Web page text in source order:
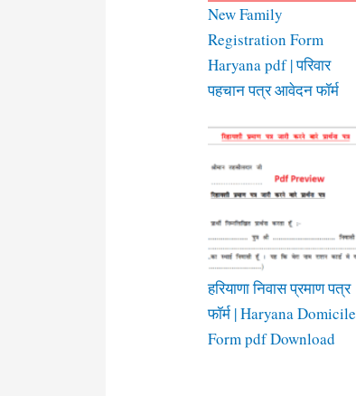
New Family
Registration Form
Haryana pdf | परिवार
पहचान पत्र आवेदन फॉर्म
हरियाणा निवास प्रमाण पत्र
फॉर्म | Haryana Domicile
Form pdf Download